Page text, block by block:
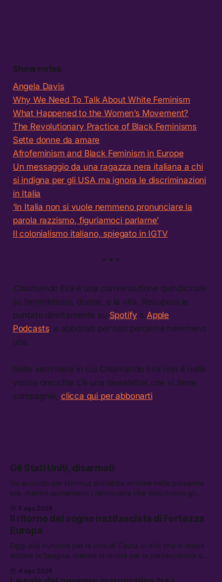
Show notes
Angela Davis
Why We Need To Talk About White Feminism
What Happened to the Women’s Movement?
The Revolutionary Practice of Black Feminisms
Sette donne da amare
Afrofeminism and Black Feminism in Europe
Un messaggio da una ragazza nera italiana a chi
si indigna per gli USA ma ignora le discriminazioni
in Italia
‘In Italia non si vuole nemmeno pronunciare la
parola razzismo, figuriamoci parlarne’
Il colonialismo italiano, spiegato in IGTV
* * *
Chiamando Eva è una conversazione quindicinale
su femminismo, donne, e la vita. Recupera le
puntate direttamente su Spotify o Apple
Podcasts , e abbonati per non perderne nemmeno
una.
Nelle settimane in cui Chiamando Eva non è nelle
vostre orecchie c’è una newsletter che vi tiene
compagnia, clicca qui per abbonarti.
Gli Stati Uniti, disarmati
Un accordo per Hormuz potrebbe arrivare nelle prossime
ore, mentre aumentano i retroscena che descrivono gli
chi aspetta i dispersi di Ceuta, il boom dei carburanti
diluiti, e quanti attivisti anti data center sono stati arrestati
5 ago 2026
Il ritorno del sogno nazifascista di Fortezza
Europa
Oggi alla riunione per la crisi di Ceuta si dirà che si vuole
aiutare la Spagna, mentre si lavora per la persecuzione dei
spontanei a Gaza, un giovane di 19 anni è morto sotto il
4 ago 2026